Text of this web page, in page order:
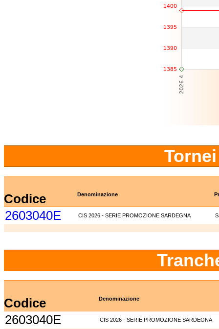
Codice Denominazione Pr
2603040E CIS 2026 - SERIE PROMOZIONE SARDEGNA
Codice Denominazione
2603040E CIS 2026 - SERIE PROMOZIONE SARDEGNA